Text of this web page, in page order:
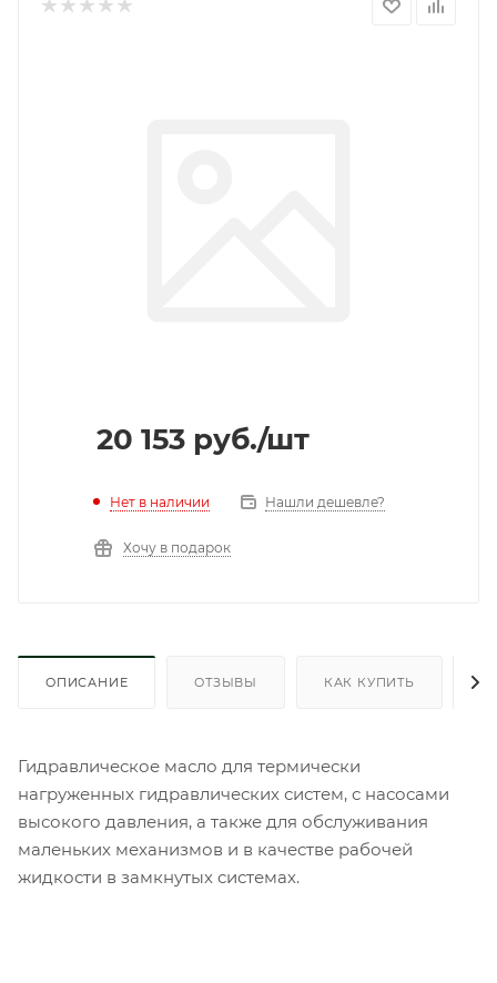
20 153 руб./шт
Нет в наличии Нашли дешевле?
Хочу в подарок
ОПИСАНИЕ ОТЗЫВЫ КАК КУПИТЬ
Гидравлическое масло для термически
нагруженных гидравлических систем, с насосами
высокого давления, а также для обслуживания
маленьких механизмов и в качестве рабочей
жидкости в замкнутых системах.